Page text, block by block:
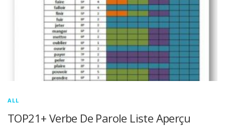
ALL
TOP21+ Verbe De Parole Liste Aperçu